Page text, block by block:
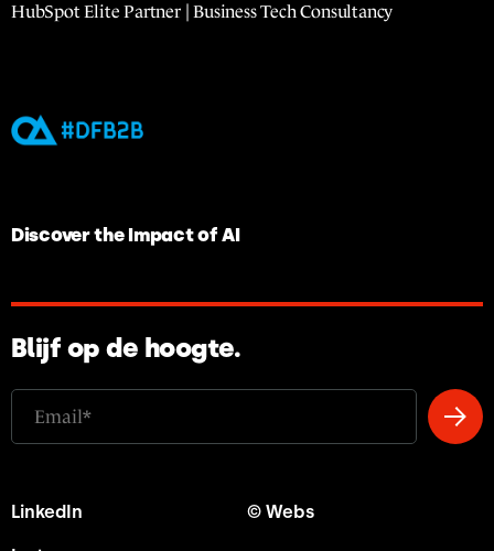
HubSpot Elite Partner | Business Tech Consultancy
Discover the Impact of AI
Blijf op de hoogte.
LinkedIn © Webs